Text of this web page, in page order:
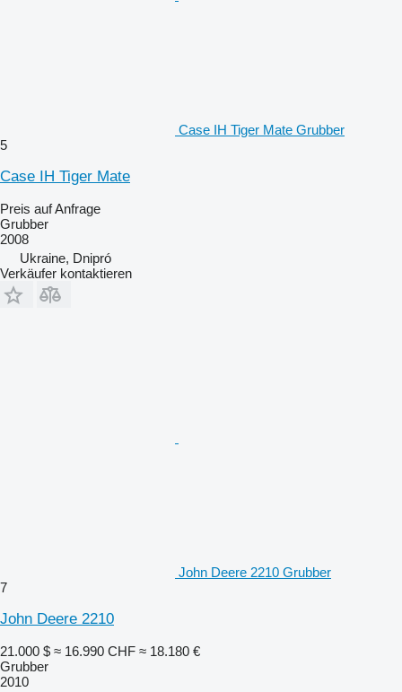
Case IH Tiger Mate Grubber
5
Case IH Tiger Mate
Preis auf Anfrage
Grubber
2008
Ukraine, Dnipró
Verkäufer kontaktieren
John Deere 2210 Grubber
7
John Deere 2210
21.000 $ ≈ 16.990 CHF ≈ 18.180 €
Grubber
2010